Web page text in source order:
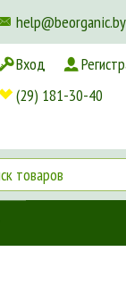
help@beorganic.by
Доставка и оплата
Вход
(29) 181-30-40